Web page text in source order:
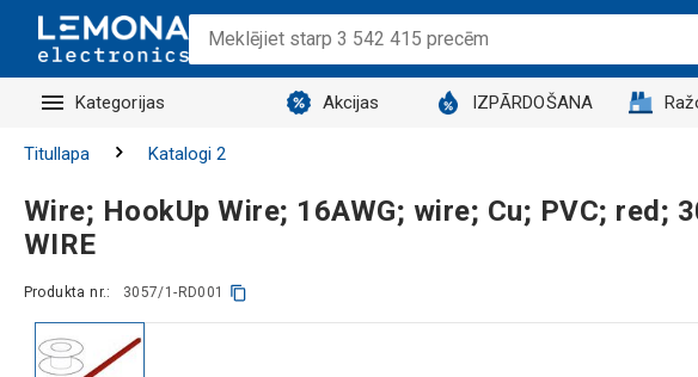
Kategorijas Akcijas IZPĀRDOŠANA
Titullapa Katalogi 2
Wire; HookUp Wire; 16AWG; wire; Cu; PVC; red;
WIRE
Produkta nr.: 3057/1-RD001